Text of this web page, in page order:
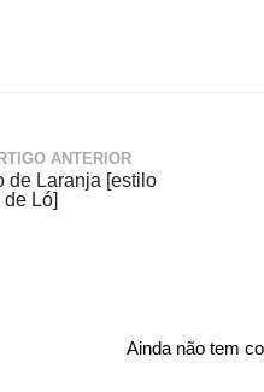
ANTERIOR
de Laranja [estilo
de Ló]
Ainda não tem